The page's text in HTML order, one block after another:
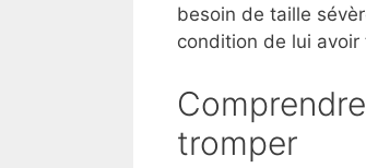
besoin de taille
condition de lui
tromper